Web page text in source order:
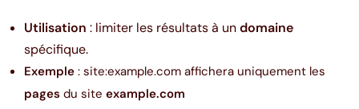
Utilisation : limiter les résultats à undomaine
spécifique.
Exemple : site:example.com affichera uniquement les
pages du site example.com